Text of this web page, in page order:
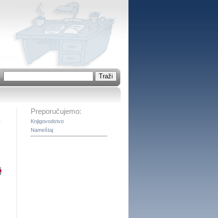
Preporučujemo:
Knjigovodstvo
Nameštaj